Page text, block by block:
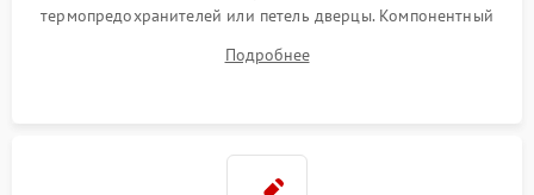
термопредохранителей или петель дверцы. Компонентный
выгоревших реле, восстановление контактов и замена
Подробнее